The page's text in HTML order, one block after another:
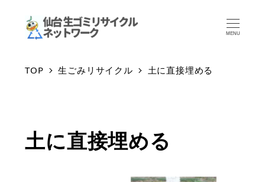
MENU
TOP 生ごみリサイクル 土に直接埋める
土に直接埋める